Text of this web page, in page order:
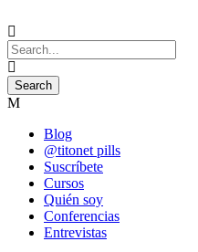
Blog
@titonet pills
Suscríbete
Cursos
Quién soy
Conferencias
Entrevistas